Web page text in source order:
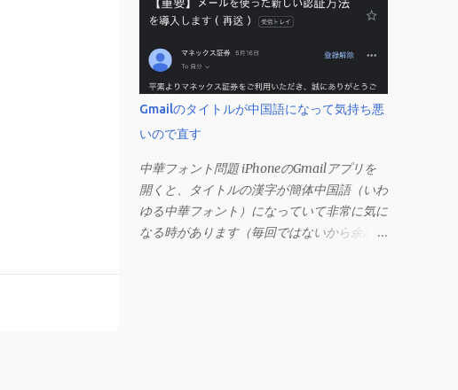
じセルの形式を適用するオプションのようで
（取り消し線の書式がないセル）をコピーし
大丈夫です。 Mac の場合、画面上部にある
メニューの「Excel」をクリックして環境設
定を開きます（「command + , （カン
マ）」 でも開きます）。 「編集」を開きま
す。 「編集オプション」にあります。
Gmailのタイトルが中国語になって気持ち悪
いので直す
中華フォント問題 iPhoneのGmailアプリを
開くと、タイトルの漢字が簡体中国語（いわ
ゆる中華フォント）になっていて非常に気に
なる時があります（毎回ではないから余計に